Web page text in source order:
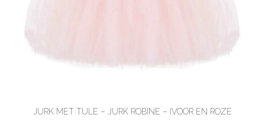
JURK MET TULE – JURK ROBINE – IVOOR EN ROZE